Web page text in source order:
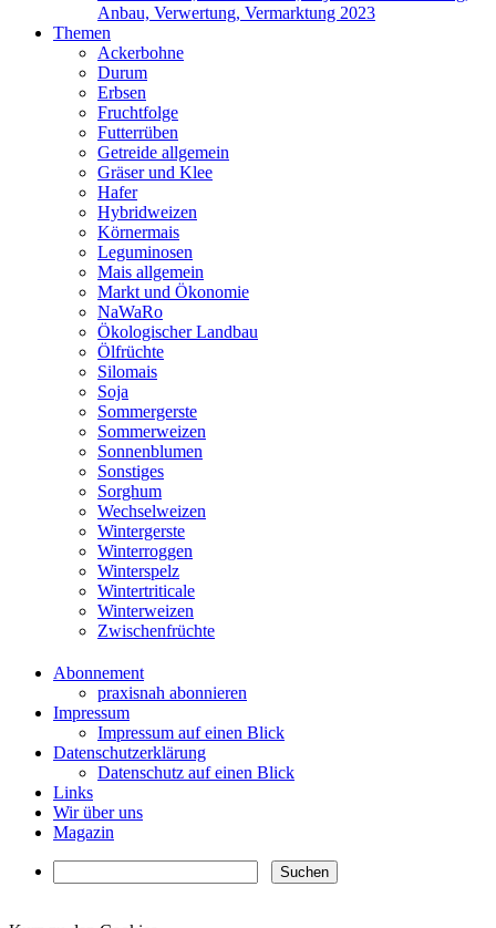
Anbau, Verwertung, Vermarktung 2023
Themen
Ackerbohne
Durum
Erbsen
Fruchtfolge
Futterrüben
Getreide allgemein
Gräser und Klee
Hafer
Hybridweizen
Körnermais
Leguminosen
Mais allgemein
Markt und Ökonomie
NaWaRo
Ökologischer Landbau
Ölfrüchte
Silomais
Soja
Sommergerste
Sommerweizen
Sonnenblumen
Sonstiges
Sorghum
Wechselweizen
Wintergerste
Winterroggen
Winterspelz
Wintertriticale
Winterweizen
Zwischenfrüchte
Abonnement
praxisnah abonnieren
Impressum
Impressum auf einen Blick
Datenschutzerklärung
Datenschutz auf einen Blick
Links
Wir über uns
Magazin